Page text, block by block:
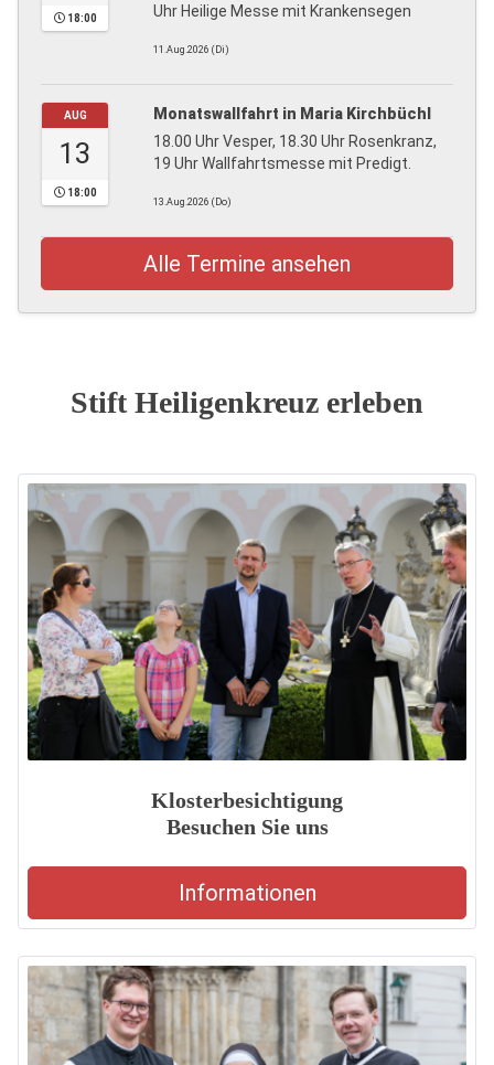
18:00
Uhr Heilige Messe mit Krankensegen
11.Aug.2026 (Di)
AUG
13
18:00
Monatswallfahrt in Maria Kirchbüchl
18.00 Uhr Vesper, 18.30 Uhr Rosenkranz,
19 Uhr Wallfahrtsmesse mit Predigt.
13.Aug.2026 (Do)
Alle Termine ansehen
Stift Heiligenkreuz erleben
Klosterbesichtigung
Besuchen Sie uns
Informationen